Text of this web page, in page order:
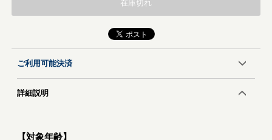
在庫切れ
ご利用可能決済
詳細説明
【対象年齢】